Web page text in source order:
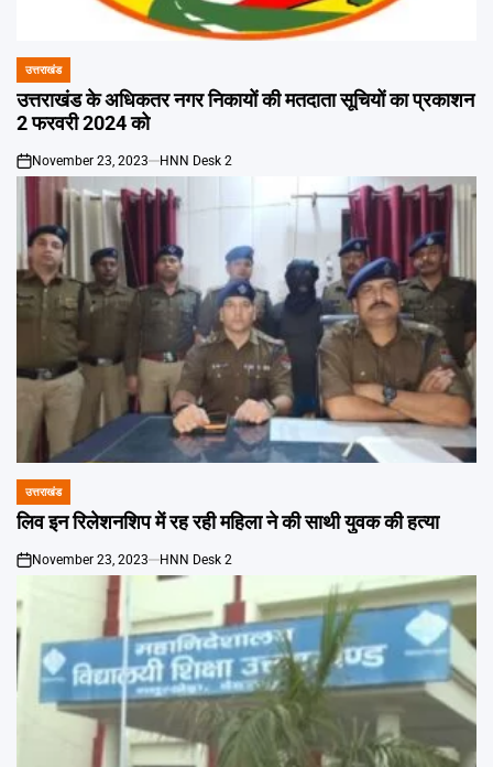
POSTED
IN
उत्तराखंड
उत्तराखंड के अधिकतर नगर निकायों की मतदाता सूचियों का प्रकाशन
2 फरवरी 2024 को
on
November 23, 2023 HNN Desk 2
POSTED
IN
उत्तराखंड
लिव इन रिलेशनशिप में रह रही महिला ने की साथी युवक की हत्या
on
November 23, 2023 HNN Desk 2